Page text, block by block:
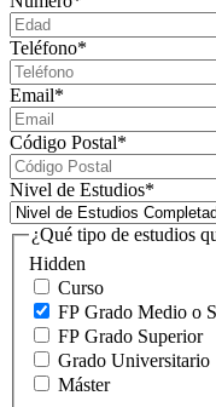
Teléfono*
Email*
Código Postal*
Nivel de Estudios*
Hidden
¿Qué tipo de estudios
Curso
FP Grado Medio o
FP Grado Superior
Grado Universitario
Máster